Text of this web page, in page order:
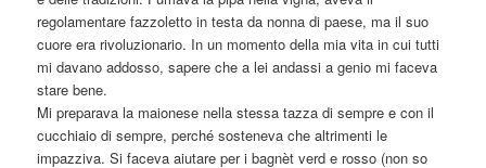
regolamentare fazzoletto in testa da nonna di paese, ma il suo
cuore era rivoluzionario. In un momento della mia vita in cui tutti
mi davano addosso, sapere che a lei andassi a genio mi faceva
stare bene.
Mi preparava la maionese nella stessa tazza di sempre e con il
cucchiaio di sempre, perché sosteneva che altrimenti le
impazziva. Si faceva aiutare per i bagnèt verd e rosso (non so